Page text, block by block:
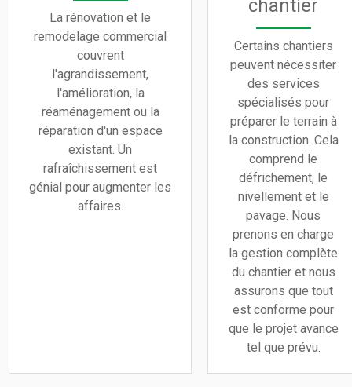
La rénovation et le
remodelage commercial
couvrent
l'agrandissement,
l'amélioration, la
réaménagement ou la
réparation d'un espace
existant. Un
rafraîchissement est
génial pour augmenter les
affaires.
chantier
Certains chantiers
peuvent nécessiter
des services
spécialisés pour
préparer le terrain à
la construction. Cela
comprend le
défrichement, le
nivellement et le
pavage. Nous
prenons en charge
la gestion complète
du chantier et nous
assurons que tout
est conforme pour
que le projet avance
tel que prévu.